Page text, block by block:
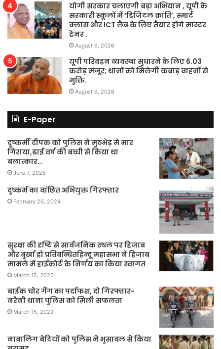
योगी सरकार चलाएगी बड़ा अभियान , यूपी के
सरकारी स्कूलों में ‘डिजिटल क्रांति’, स्मार्ट
क्लास और ICT लैब के लिए तैयार होंगे मास्टर
ट्रेनर .
August 6, 2026
यूपी परिवहन व्यवस्था सुधारने के लिए 6.03
करोड़ मंजूर; थानों को मिलेगी कबाड़ वाहनों से
मुक्ति.
August 6, 2026
E-Paper
दुष्कर्मी दीपक को पुलिस ने मुठभेड़ मे मार
गिराया,ढाई वर्ष की बच्ची से किया था
बलात्कार…
June 7, 2025
दुष्कर्म का वांछित अभियुक्त गिरफ्तार
February 26, 2024
सुरक्षा की दृष्टि से सार्वजनिक स्थल पर हिजाब
और बुर्खा हो प्रतिबन्धितहिन्दू महासभा ने हिजाब
मामले में हाईकोर्ट के निर्णय का किया स्वागत
March 15, 2022
बाईक चोर गैंग का पर्दाफश, दो गिरफ्तार-
नरैनी थाना पुलिस को मिली सफलता
March 15, 2022
नाबालिग बेटियों को पुलिस ने भुसावल से किया